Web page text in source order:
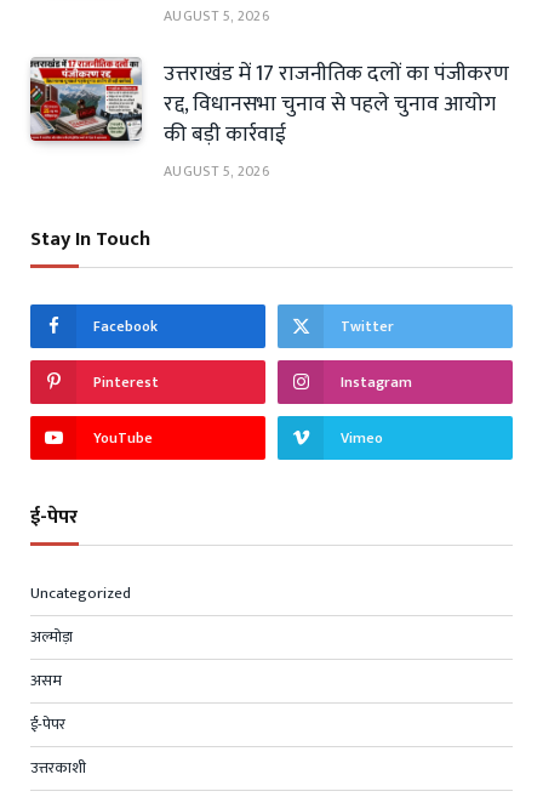
AUGUST 5, 2026
उत्तराखंड में 17 राजनीतिक दलों का पंजीकरण
रद्द, विधानसभा चुनाव से पहले चुनाव आयोग
की बड़ी कार्रवाई
AUGUST 5, 2026
Stay In Touch
Facebook Twitter
Pinterest Instagram
YouTube Vimeo
ई-पेपर
Uncategorized
अल्मोड़ा
असम
ई-पेपर
उत्तरकाशी